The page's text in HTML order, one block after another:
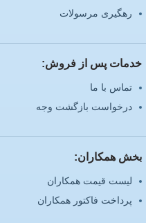
رهگیری مرسولات
خدمات پس از فروش:
تماس با ما
درخواست بازگشت وجه
بخش همکاران:
لیست قیمت همکاران
پرداخت فاکتور همکاران